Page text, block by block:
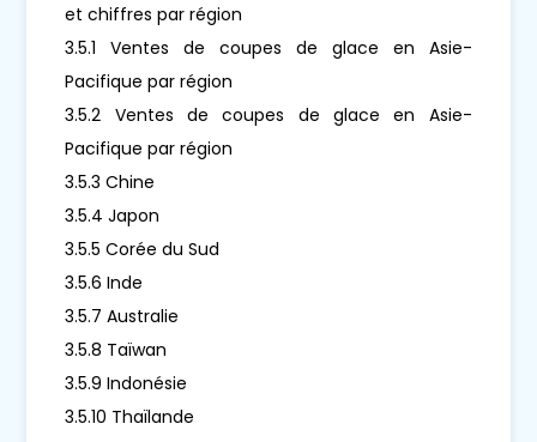
et chiffres par région
3.5.1 Ventes de coupes de glace en Asie-
Pacifique par région
3.5.2 Ventes de coupes de glace en Asie-
Pacifique par région
3.5.3 Chine
3.5.4 Japon
3.5.5 Corée du Sud
3.5.6 Inde
3.5.7 Australie
3.5.8 Taïwan
3.5.9 Indonésie
3.5.10 Thaïlande